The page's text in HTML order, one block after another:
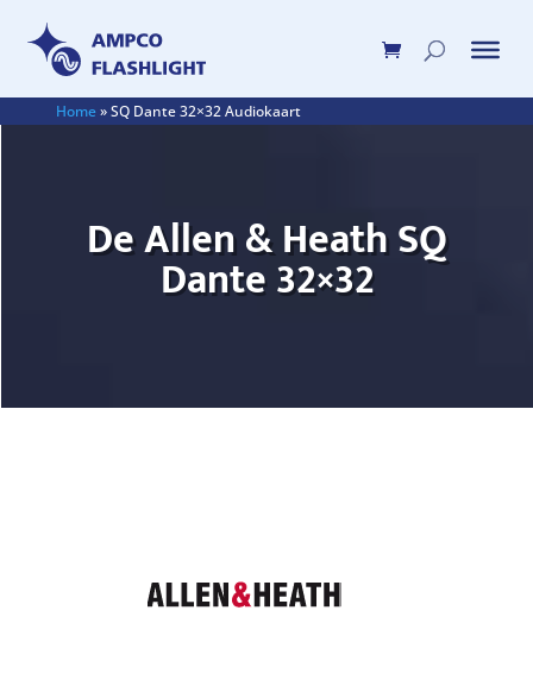
Home»SQ Dante 32×32 Audiokaart
De Allen & Heath SQ
Dante 32×32